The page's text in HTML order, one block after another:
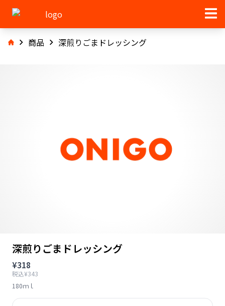
商品 深煎りごまドレッシング
深煎りごまドレッシング
¥318
税込¥343
180ｍｌ